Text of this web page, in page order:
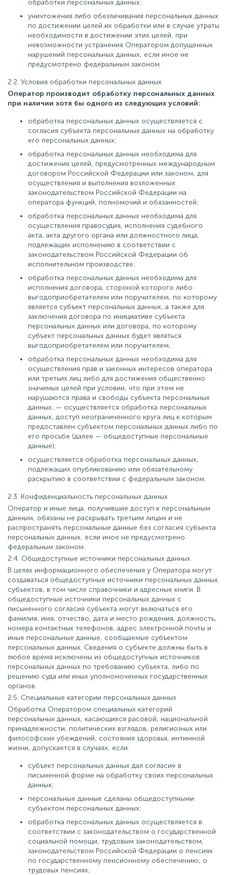
обработки персональных данных;
уничтожения либо обезличивания персональных данных
по достижении целей их обработки или в случае утраты
необходимости в достижении этих целей, при
невозможности устранения Оператором допущенных
нарушений персональных данных, если иное не
предусмотрено федеральным законом.
2.2. Условия обработки персональных данных
Оператор производит обработку персональных данных
при наличии хотя бы одного из следующих условий:
обработка персональных данных осуществляется с
согласия субъекта персональных данных на обработку
его персональных данных;
обработка персональных данных необходима для
достижения целей, предусмотренных международным
договором Российской Федерации или законом, для
осуществления и выполнения возложенных
законодательством Российской Федерации на
оператора функций, полномочий и обязанностей;
обработка персональных данных необходима для
осуществления правосудия, исполнения судебного
акта, акта другого органа или должностного лица,
подлежащих исполнению в соответствии с
законодательством Российской Федерации об
исполнительном производстве;
обработка персональных данных необходима для
исполнения договора, стороной которого либо
выгодоприобретателем или поручителем, по которому
является субъект персональных данных, а также для
заключения договора по инициативе субъекта
персональных данных или договора, по которому
субъект персональных данных будет являться
выгодоприобретателем или поручителем;
обработка персональных данных необходима для
осуществления прав и законных интересов оператора
или третьих лиц либо для достижения общественно
значимых целей при условии, что при этом не
нарушаются права и свободы субъекта персональных
данных; — осуществляется обработка персональных
данных, доступ неограниченного круга лиц к которым
предоставлен субъектом персональных данных либо по
его просьбе (далее — общедоступные персональные
данные);
осуществляется обработка персональных данных,
подлежащих опубликованию или обязательному
раскрытию в соответствии с федеральным законом.
2.3. Конфиденциальность персональных данных
Оператор и иные лица, получившие доступ к персональным
данным, обязаны не раскрывать третьим лицам и не
распространять персональные данные без согласия субъекта
персональных данных, если иное не предусмотрено
федеральным законом.
2.4. Общедоступные источники персональных данных
В целях информационного обеспечения у Оператора могут
создаваться общедоступные источники персональных данных
субъектов, в том числе справочники и адресные книги. В
общедоступные источники персональных данных с
письменного согласия субъекта могут включаться его
фамилия, имя, отчество, дата и место рождения, должность,
номера контактных телефонов, адрес электронной почты и
иные персональные данные, сообщаемые субъектом
персональных данных. Сведения о субъекте должны быть в
любое время исключены из общедоступных источников
персональных данных по требованию субъекта, либо по
решению суда или иных уполномоченных государственных
органов.
2.5. Специальные категории персональных данных
Обработка Оператором специальных категорий
персональных данных, касающихся расовой, национальной
принадлежности, политических взглядов, религиозных или
философских убеждений, состояния здоровья, интимной
жизни, допускается в случаях, если:
субъект персональных данных дал согласие в
письменной форме на обработку своих персональных
данных;
персональные данные сделаны общедоступными
субъектом персональных данных;
обработка персональных данных осуществляется в
соответствии с законодательством о государственной
социальной помощи, трудовым законодательством,
законодательством Российской Федерации о пенсиях
по государственному пенсионному обеспечению, о
трудовых пенсиях;